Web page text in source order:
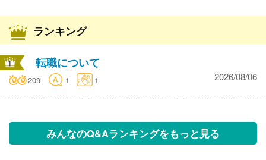
ランキング
転職について
209 1 1 2026/08/06
みんなのQ&Aランキングをもっと見る